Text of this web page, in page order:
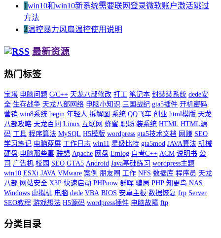
1win10和win10新系统需要联网登录微软账户激活跳过
方法
2温控暴力风扇温控使用说明
最新资源
热门标签
宝塔 电脑问题 C/C++ 天龙八部修改 打工 笔记本 封装装系统 dede安
全 生存战争 天龙八部网络 电脑小知识 三国战纪 gta5插件 开机密码
营销 win8系统 begin 年轻人 拆解图 系统 QQ飞车 创业 html模版 天龙
八部攻略 天龙百问 Linux 互联网 蜂蜜 职场 装系统 HTML HTML源
码 工具 程序算法 MySQL H5模版 wordpress gta5技术文档 网赚 SEO
学习笔记 电脑蓝屏 工作日志 win11 星级比特 gta5mod JAVA算法 机械
硬盘 电脑那些事 联想 Apache 网盘 Emlog 自考C++ ACM 说明书 公
司 广告机 校园 SEO GTA5 Android Java基础练习 wordpress主题
win10 ESXi JAVA VMware 案例 朋友圈 工作 NFS 数据库 程序员 天龙
八部 网站安全 X3P 快速启动 PHPnow 群晖 骗局 PHP 知更鸟 NAS
Windows 虚拟机 电脑 dede VBA BIOS 安卓主板 数据恢复 frp Server
SEO教程 游戏想法 H5源码 wordpress插件 电脑故障 ftp
分类目录